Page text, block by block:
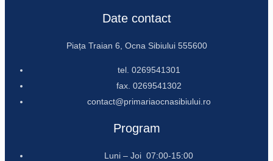
Date contact
Piața Traian 6, Ocna Sibiului 555600
tel. 0269541301
fax. 0269541302
contact@primariaocnasibiului.ro
Program
Luni – Joi 07:00-15:00